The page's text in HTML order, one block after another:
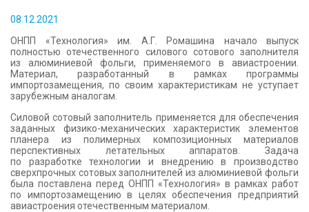
КОНТАКТЫ
08.12.2021
ОНПП «Технология» им. А.Г. Ромашина начало выпуск
полностью отечественного силового сотового заполнителя
из алюминиевой фольги, применяемого в авиастроении.
Материал, разработанный в рамках программы
импортозамещения, по своим характеристикам не уступает
зарубежным аналогам.
Силовой сотовый заполнитель применяется для обеспечения
заданных физико-механических характеристик элементов
планера из полимерных композиционных материалов
перспективных летательных аппаратов. Задача
по разработке технологии и внедрению в производство
сверхпрочных сотовых заполнителей из алюминиевой фольги
была поставлена перед ОНПП «Технология» в рамках работ
по импортозамещению в целях обеспечения предприятий
авиастроения отечественным материалом.